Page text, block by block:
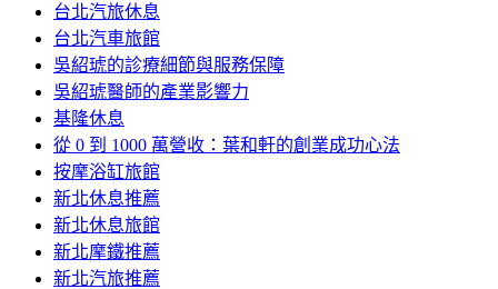
台北汽旅休息
台北汽車旅館
吳紹琥的診療細節與服務保障
吳紹琥醫師的產業影響力
基隆休息
從 0 到 1000 萬營收：葉和軒的創業成功心法
按摩浴缸旅館
新北休息推薦
新北休息旅館
新北摩鐵推薦
新北汽旅推薦